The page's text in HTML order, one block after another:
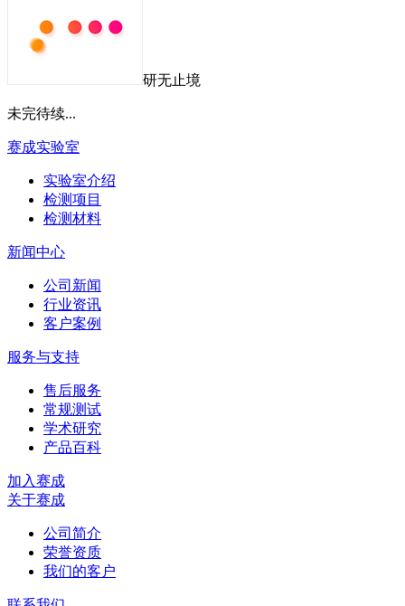
研无止境
未完待续...
赛成实验室
实验室介绍
检测项目
检测材料
新闻中心
公司新闻
行业资讯
客户案例
服务与支持
售后服务
常规测试
学术研究
产品百科
加入赛成
关于赛成
公司简介
荣誉资质
我们的客户